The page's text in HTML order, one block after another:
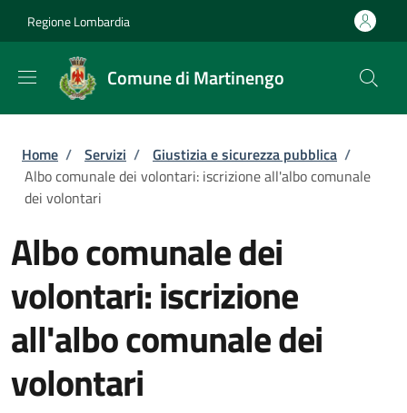
Regione Lombardia
Comune di Martinengo
Briciole di pane
Home / Servizi / Giustizia e sicurezza pubblica /
Albo comunale dei volontari: iscrizione all'albo comunale
dei volontari
Albo comunale dei
volontari: iscrizione
all'albo comunale dei
volontari